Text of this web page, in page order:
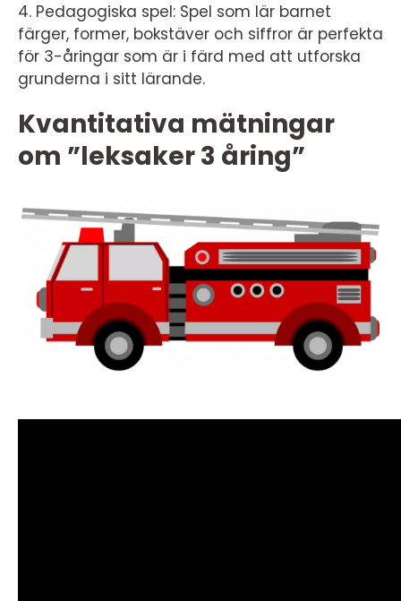
4. Pedagogiska spel: Spel som lär barnet
färger, former, bokstäver och siffror är perfekta
för 3-åringar som är i färd med att utforska
grunderna i sitt lärande.
Kvantitativa mätningar
om ”leksaker 3 åring”